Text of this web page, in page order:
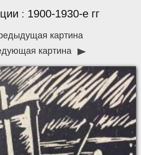
: 1900-1930-е гг
картина
картина